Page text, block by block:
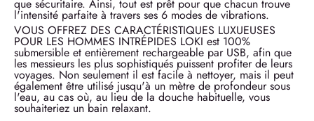
que sécuritaire. Ainsi, tout est prêt pour que chacun trouve
l'intensité parfaite à travers ses 6 modes de vibrations.
VOUS OFFREZ DES CARACTÉRISTIQUES LUXUEUSES
POUR LES HOMMES INTRÉPIDES LOKI est 100%
submersible et entièrement rechargeable par USB, afin que
les messieurs les plus sophistiqués puissent profiter de leurs
voyages. Non seulement il est facile à nettoyer, mais il peut
également être utilisé jusqu'à un mètre de profondeur sous
l'eau, au cas où, au lieu de la douche habituelle, vous
souhaiteriez un bain relaxant.